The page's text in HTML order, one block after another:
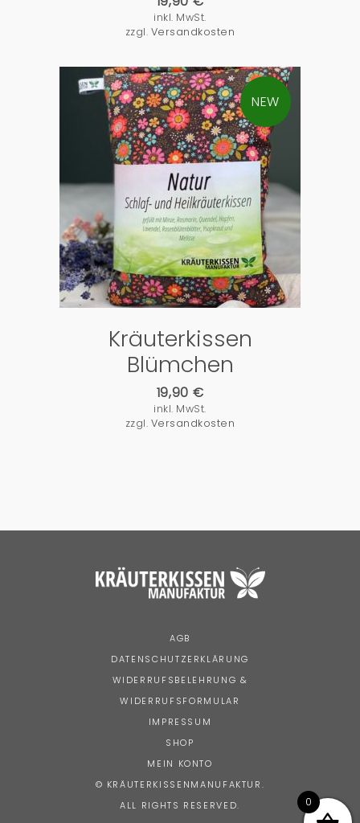
inkl. MwSt.
zzgl. Versandkosten
NEW
PRODUKTDETAILS
Kräuterkissen
Blümchen
19,90 €
inkl. MwSt.
zzgl. Versandkosten
AGB
DATENSCHUTZERKLÄRUNG
WIDERRUFSBELEHRUNG &
WIDERRUFSFORMULAR
IMPRESSUM
SHOP
MEIN KONTO
© KRÄUTERKISSENMANUFAKTUR.
ALL RIGHTS RESERVED.
0